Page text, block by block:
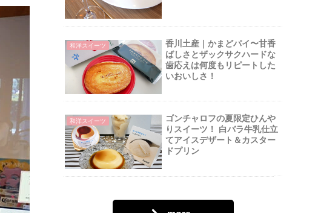
和洋スイーツ
香川土産｜かまどパイ〜甘香
ばしさとザックサクハードな
歯応えは何度もリピートした
いおいしさ！
和洋スイーツ
ゴンチャロフの夏限定ひんや
りスイーツ！ 白バラ牛乳仕立
てアイスデザート＆カスター
ドプリン